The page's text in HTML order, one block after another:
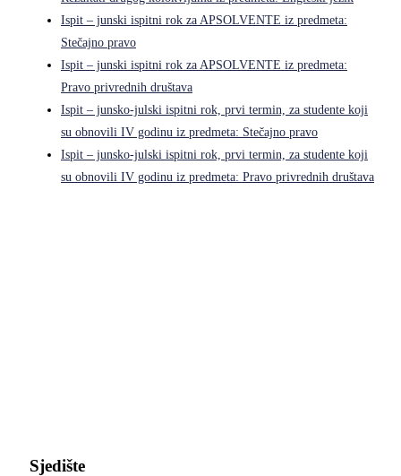
Ispit – junski ispitni rok za APSOLVENTE iz predmeta:
Stečajno pravo
Ispit – junski ispitni rok za APSOLVENTE iz predmeta:
Pravo privrednih društava
Ispit – junsko-julski ispitni rok, prvi termin, za studente koji
su obnovili IV godinu iz predmeta: Stečajno pravo
Ispit – junsko-julski ispitni rok, prvi termin, za studente koji
su obnovili IV godinu iz predmeta: Pravo privrednih društava
Sjedište